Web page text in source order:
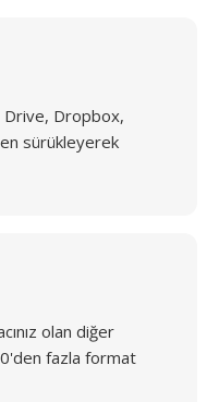
Drive, Dropbox,
sürükleyerek
olan diğer
fazla format